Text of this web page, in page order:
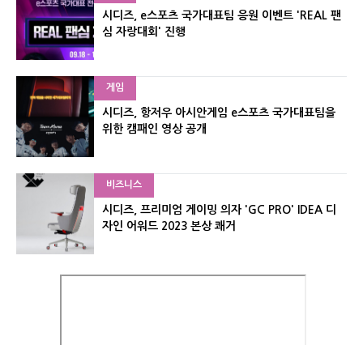
시디즈, e스포츠 국가대표팀 응원 이벤트 'REAL 팬
심 자랑대회' 진행
게임
시디즈, 항저우 아시안게임 e스포츠 국가대표팀을
위한 캠패인 영상 공개
비즈니스
시디즈, 프리미엄 게이밍 의자 'GC PRO' IDEA 디
자인 어워드 2023 본상 쾌거